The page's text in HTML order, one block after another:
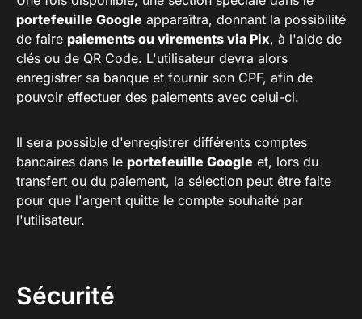
portefeuille Google apparaîtra, donnant la possibilité
de faire paiements ou virements via Pix, à l'aide de
clés ou de QR Code. L'utilisateur devra alors
enregistrer sa banque et fournir son CPF, afin de
pouvoir effectuer des paiements avec celui-ci.
Il sera possible d'enregistrer différents comptes
bancaires dans le portefeuille Google et, lors du
transfert ou du paiement, la sélection peut être faite
pour que l'argent quitte le compte souhaité par
l'utilisateur.
Sécurité